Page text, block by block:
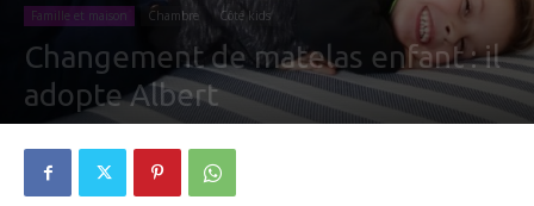
Famille et maison Chambre Côté kids
Changement de matelas enfant : il
adopte Albert